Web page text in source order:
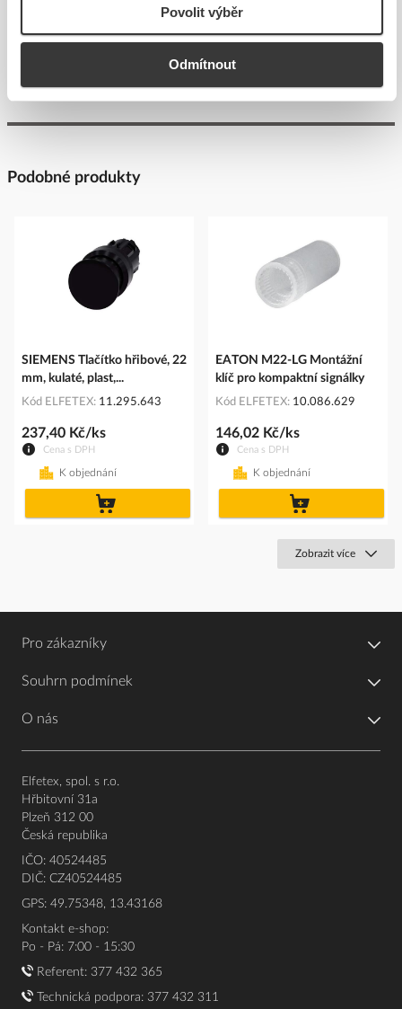
Povolit výběr
Odmítnout
Podobné produkty
SIEMENS Tlačítko hřibové, 22
mm, kulaté, plast,...
Kód ELFETEX 11.295.643
Cena s DPH
237,40 Kč/ks
K objednání
EATON M22-LG Montážní
klíč pro kompaktní signálky
Kód ELFETEX 10.086.629
Cena s DPH
146,02 Kč/ks
K objednání
Zobrazit více
Pro zákazníky
Souhrn podmínek
O nás
Elfetex, spol. s r.o.
Hřbitovní 31a
Plzeň 312 00
Česká republika
IČO: 40524485
DIČ: CZ40524485
GPS: 49.75348, 13.43168
Kontakt e-shop:
Po - Pá: 7:00 - 15:30
Referent: 377 432 365
Technická podpora: 377 432 311